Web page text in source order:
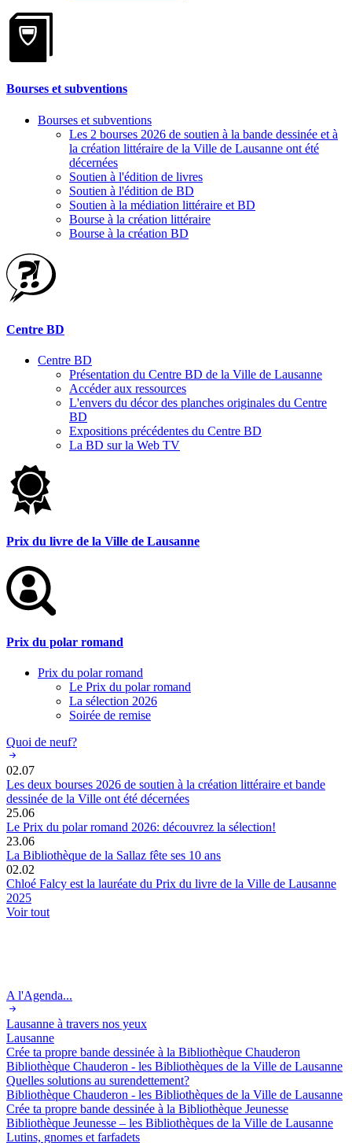
Bourses et subventions
Bourses et subventions
Les 2 bourses 2026 de soutien à la bande dessinée et à
la création littéraire de la Ville de Lausanne ont été
décernées
Soutien à l'édition de livres
Soutien à l'édition de BD
Soutien à la médiation littéraire et BD
Bourse à la création littéraire
Bourse à la création BD
Centre BD
Centre BD
Présentation du Centre BD de la Ville de Lausanne
Accéder aux ressources
L'envers du décor des planches originales du Centre
BD
Expositions précédentes du Centre BD
La BD sur la Web TV
Prix du livre de la Ville de Lausanne
Prix du polar romand
Prix du polar romand
Le Prix du polar romand
La sélection 2026
Soirée de remise
Quoi de neuf?
02.07
Les deux bourses 2026 de soutien à la création littéraire et bande
dessinée de la Ville ont été décernées
25.06
Le Prix du polar romand 2026: découvrez la sélection!
23.06
La Bibliothèque de la Sallaz fête ses 10 ans
02.02
Chloé Falcy est la lauréate du Prix du livre de la Ville de Lausanne
2025
Voir tout
A l'Agenda...
Lausanne à travers nos yeux
Lausanne
Crée ta propre bande dessinée à la Bibliothèque Chauderon
Bibliothèque Chauderon - les Bibliothèques de la Ville de Lausanne
Quelles solutions au surendettement?
Bibliothèque Chauderon - les Bibliothèques de la Ville de Lausanne
Crée ta propre bande dessinée à la Bibliothèque Jeunesse
Bibliothèque Jeunesse – les Bibliothèques de la Ville de Lausanne
Lutins, gnomes et farfadets